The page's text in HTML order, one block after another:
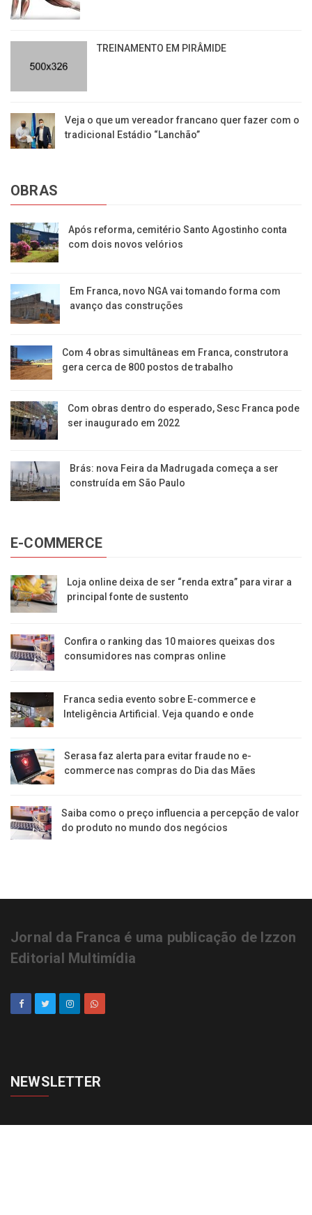
TREINAMENTO EM PIRÂMIDE
Veja o que um vereador francano quer fazer com o
tradicional Estádio “Lanchão”
OBRAS
Após reforma, cemitério Santo Agostinho conta
com dois novos velórios
Em Franca, novo NGA vai tomando forma com
avanço das construções
Com 4 obras simultâneas em Franca, construtora
gera cerca de 800 postos de trabalho
Com obras dentro do esperado, Sesc Franca pode
ser inaugurado em 2022
Brás: nova Feira da Madrugada começa a ser
construída em São Paulo
E-COMMERCE
Loja online deixa de ser “renda extra” para virar a
principal fonte de sustento
Confira o ranking das 10 maiores queixas dos
consumidores nas compras online
Franca sedia evento sobre E-commerce e
Inteligência Artificial. Veja quando e onde
Serasa faz alerta para evitar fraude no e-
commerce nas compras do Dia das Mães
Saiba como o preço influencia a percepção de valor
do produto no mundo dos negócios
Jornal da Franca é uma publicação de Izzon
Editorial Multimídia
NEWSLETTER